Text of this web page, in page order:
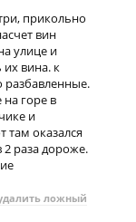
прикольно
вин
улице и
их вина. к
разбавленные.
на горе в
и
там оказался
2 раза дороже.
ложный